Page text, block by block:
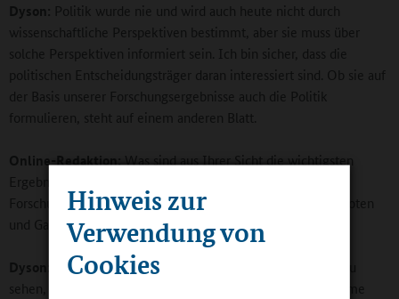
Hinweis zur
Verwendung von
Cookies
Dyson: Politik wurde nie und wird auch heute nicht durch
wissenschaftliche Perspektiven bestimmt, aber sie muss über
solche Perspektiven informiert sein. Ich bin sicher, dass die
politischen Entscheidungsträger daran interessiert sind. Ob sie auf
der Basis unserer Forschungsergebnisse auch die Politik
formulieren, steht auf einem anderen Blatt.
Online-Redaktion:Was sind aus Ihrer Sicht die wichtigsten
Ergebnisse und künftigen Themen der internationalen
Forschungskooperation zu außerschulischen Bildungsangeboten
und Ganztagsschulen?
Dyson:
Das wichtigste Ergebnis ist: Es ist hochinteressant zu
sehen, was in anderen Ländern geschieht, dass es bedeutsame